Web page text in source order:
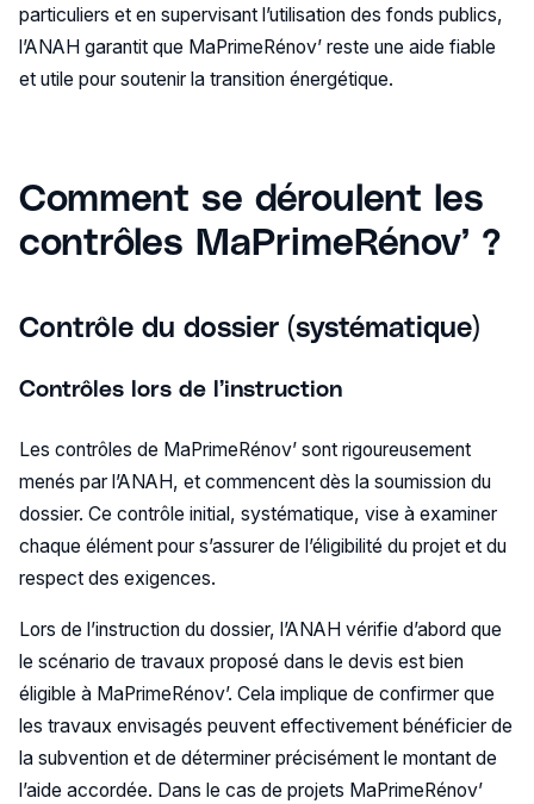
particuliers et en supervisant l’utilisation des fonds publics,
l’ANAH garantit que MaPrimeRénov’ reste une aide fiable
et utile pour soutenir la transition énergétique.
Comment se déroulent les
contrôles MaPrimeRénov’ ?
Contrôle du dossier (systématique)
Contrôles lors de l’instruction
Les contrôles de MaPrimeRénov’ sont rigoureusement
menés par l’ANAH, et commencent dès la soumission du
dossier. Ce contrôle initial, systématique, vise à examiner
chaque élément pour s’assurer de l’éligibilité du projet et du
respect des exigences.
Lors de l’instruction du dossier, l’ANAH vérifie d’abord que
le scénario de travaux proposé dans le devis est bien
éligible à MaPrimeRénov’. Cela implique de confirmer que
les travaux envisagés peuvent effectivement bénéficier de
la subvention et de déterminer précisément le montant de
l’aide accordée. Dans le cas de projets MaPrimeRénov’